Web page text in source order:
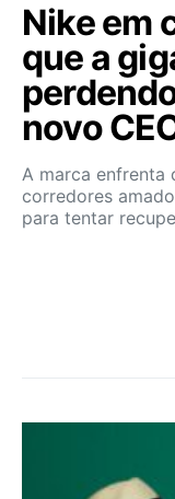
Nike em
que a
novo
A marca enfrenta
corredores
para tentar